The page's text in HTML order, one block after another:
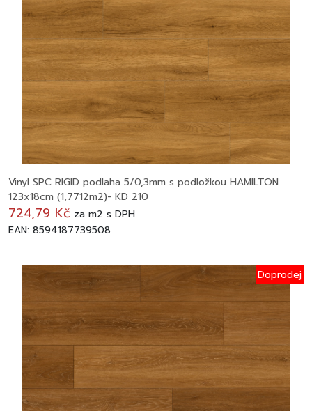
Vinyl SPC RIGID podlaha 5/0,3mm s podložkou HAMILTON
123x18cm (1,7712m2)- KD 210
724,79 Kč za m2 s DPH
EAN: 8594187739508
Doprodej